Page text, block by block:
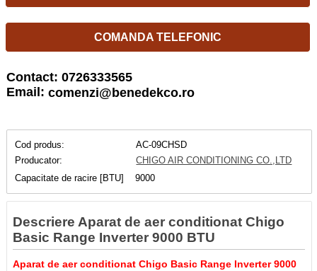
COMANDA TELEFONIC
Contact: 0726333565
Email: comenzi@benedekco.ro
Cod produs:
AC-09CHSD
Producator:
CHIGO AIR CONDITIONING CO.,LTD
Capacitate de racire [BTU]
9000
Descriere Aparat de aer conditionat Chigo
Basic Range Inverter 9000 BTU
Aparat de aer conditionat Chigo Basic Range Inverter 9000